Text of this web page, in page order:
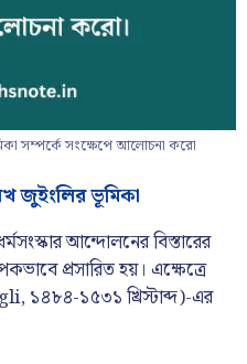
সম্পর্কে সংক্ষেপে আলোচনা করো
জুইংলির ভূমিকা
আন্দোলনের বিস্তারের
প্রসারিত হয়। এক্ষেত্রে
১৫৩১ খ্রিস্টাব্দ)-এর